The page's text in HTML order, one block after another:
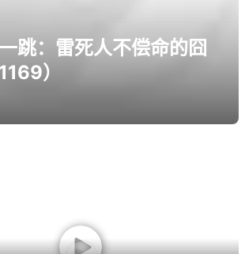
跳：雷死人不偿命的囧
）